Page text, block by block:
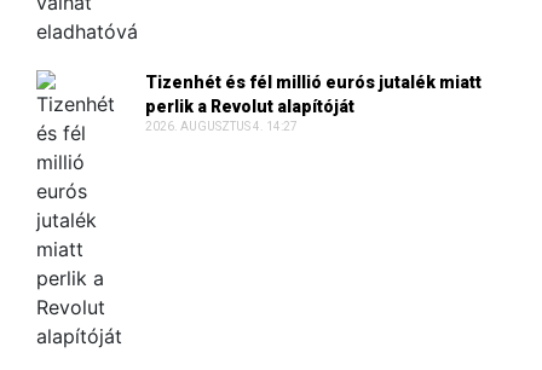
Tizenhét és fél millió eurós jutalék miatt
perlik a Revolut alapítóját
2026. AUGUSZTUS 4. 14:27